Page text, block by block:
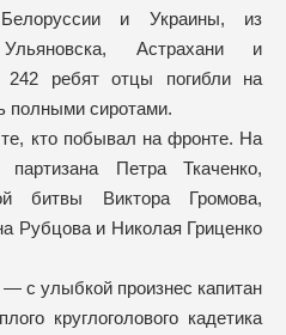
и Украины, из
Астрахани и
242 ребят отцы погибли на
полными сиротами.
кто побывал на фронте. На
Петра Ткаченко,
битвы Виктора Громова,
Рубцова и Николая Гриценко
с улыбкой произнес капитан
круглоголового кадетика